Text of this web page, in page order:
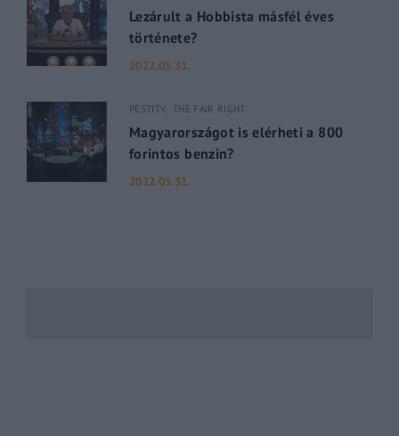
Lezárult a Hobbista másfél éves
története?
2022.05.31.
PESTITV THE FAIR RIGHT
Magyarországot is elérheti a 800
forintos benzin?
2022.05.31.